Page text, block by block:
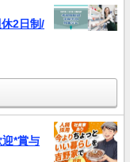
2日制/
*賞与